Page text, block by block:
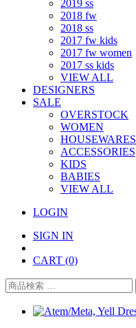
2019 ss
2018 fw
2018 ss
2017 fw kids
2017 fw women
2017 ss kids
VIEW ALL
DESIGNERS
SALE
OVERSTOCK
WOMEN
HOUSEWARES
ACCESSORIES
KIDS
BABIES
VIEW ALL
LOGIN
SIGN IN
CART (0)
検